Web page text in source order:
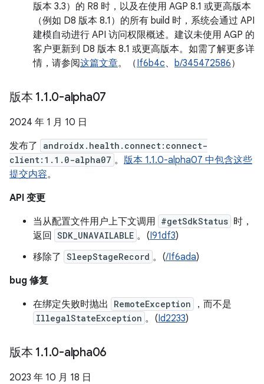
版本 3.3）的 R8 时，以及在使用 AGP 8.1 或更高版本
（例如 D8 版本 8.1）的所有 build 时，系统会通过 API
建模自动进行 API 访问权限概述。建议未使用 AGP 的
客户更新到 D8 版本 8.1 或更高版本。如需了解更多详
情，请参阅这篇文章。（If6b4c、 b/345472586）
版本 1.1.0-alpha07
2024 年 1 月 10 日
发布了
androidx.health.connect:connect-
client:1.1.0-alpha07 。 版本 1.1.0-alpha07 中包含这些
提交内容。
API 变更
当从配置文件用户上下文调用 #getSdkStatus 时，
返回
SDK_UNAVAILABLE 。(I91df3)
移除了 SleepStageRecord 。(/If6ada)
bug 修复
在绑定失败时抛出
RemoteException ，而不是
IllegalStateException 。(Id2233)
版本 1.1.0-alpha06
2023 年 10 月 18 日